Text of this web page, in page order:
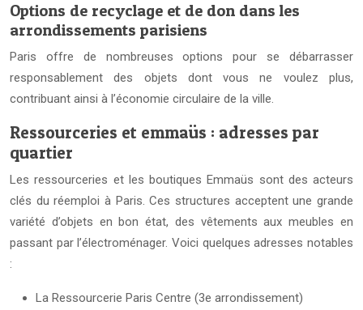
Options de recyclage et de don dans les
arrondissements parisiens
Paris offre de nombreuses options pour se débarrasser
responsablement des objets dont vous ne voulez plus,
contribuant ainsi à l’économie circulaire de la ville.
Ressourceries et emmaüs : adresses par
quartier
Les ressourceries et les boutiques Emmaüs sont des acteurs
clés du réemploi à Paris. Ces structures acceptent une grande
variété d’objets en bon état, des vêtements aux meubles en
passant par l’électroménager. Voici quelques adresses notables
:
La Ressourcerie Paris Centre (3e arrondissement)